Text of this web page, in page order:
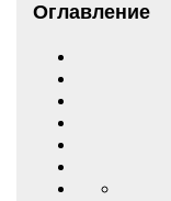
Оглавление